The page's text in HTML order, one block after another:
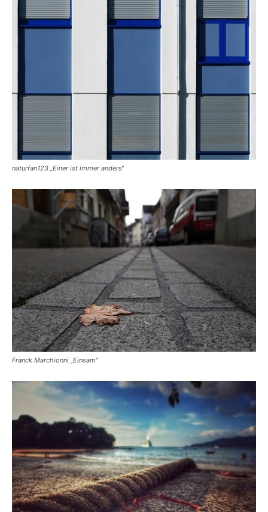
naturfan123 „Einer ist immer anders“
Franck Marchionni „Einsam“